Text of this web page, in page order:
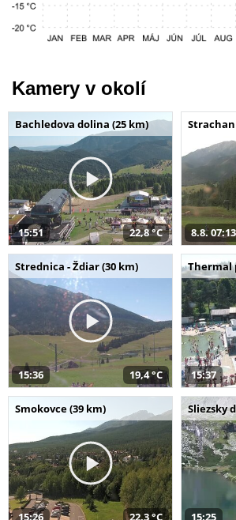
Kamery v okolí
Bachledova dolina (25 km)
15:51 22,8 °C 8.8. 07:13
Strednica - Ždiar (30 km)
15:36 19,4 °C
Thermal
15:37
Smokovce (39 km)
15:26 22,3 °C
Sliezsky
15:25